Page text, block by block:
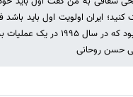
ایران اولویت اول باید
جهاد اسلامی فلسطین بود که در
حسن روحانی